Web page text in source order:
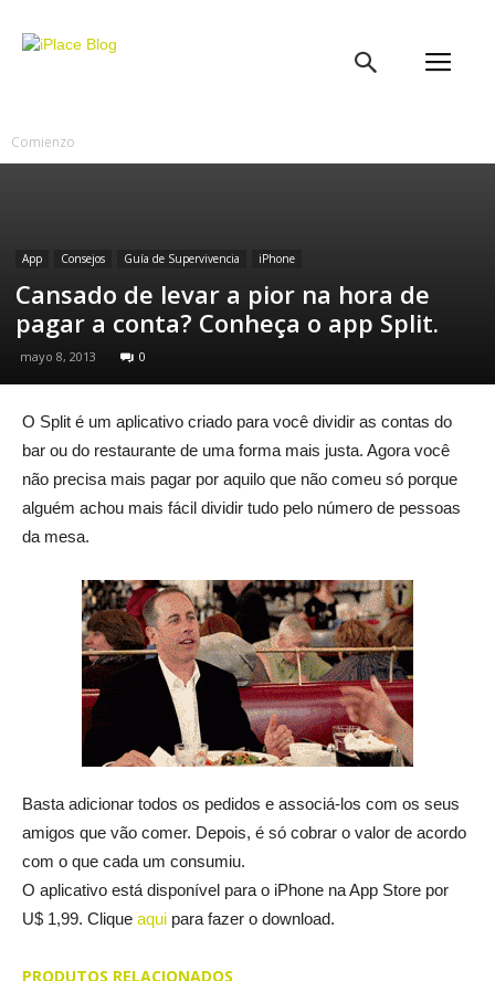
Comienzo
App Consejos Guía de Supervivencia iPhone
Cansado de levar a pior na hora de
pagar a conta? Conheça o app Split.
mayo 8, 2013 0
O Split é um aplicativo criado para você dividir as contas do
bar ou do restaurante de uma forma mais justa. Agora você
não precisa mais pagar por aquilo que não comeu só porque
alguém achou mais fácil dividir tudo pelo número de pessoas
da mesa.
Basta adicionar todos os pedidos e associá-los com os seus
amigos que vão comer. Depois, é só cobrar o valor de acordo
com o que cada um consumiu.
O aplicativo está disponível para o iPhone na App Store por
U$ 1,99. Clique aqui para fazer o download.
PRODUTOS RELACIONADOS